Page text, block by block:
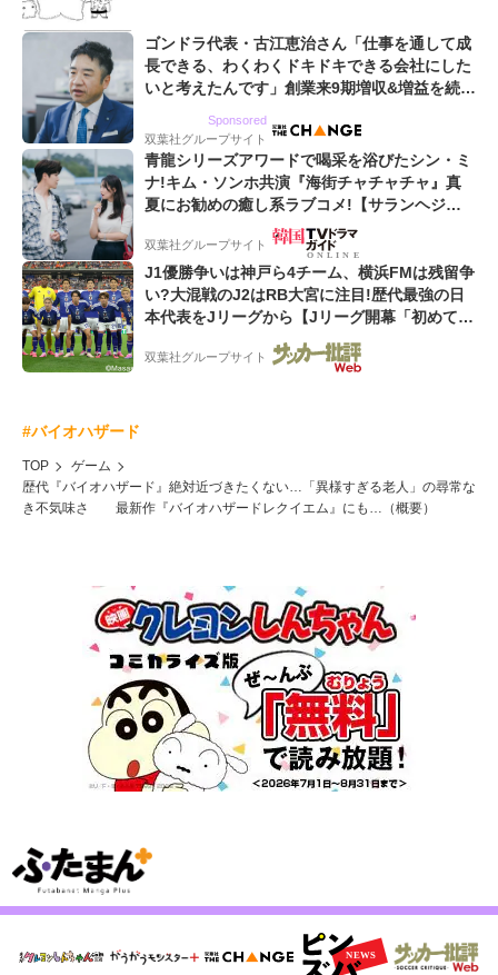
ゴンドラ代表・古江恵治さん「仕事を通して成
長できる、わくわくドキドキできる会社にした
いと考えたんです」創業来9期増収&増益を続け
Sponsored
双葉社グループサイト
青龍シリーズアワードで喝采を浴びたシン・ミ
ナ!キム・ソンホ共演『海街チャチャチャ』真
夏にお勧めの癒し系ラブコメ!【サランヘジョ
双葉社グループサイト
J1優勝争いは神戸ら4チーム、横浜FMは残留争
い?大混戦のJ2はRB大宮に注目!歴代最強の日
本代表をJリーグから【Jリーグ開幕「初めての
秋春制」の大激論】(6)
双葉社グループサイト
#バイオハザード
TOP
ゲーム
歴代『バイオハザード』絶対近づきたくない…「異様すぎる老人」の尋常な
き不気味さ 最新作『バイオハザードレクイエム』にも…（概要）